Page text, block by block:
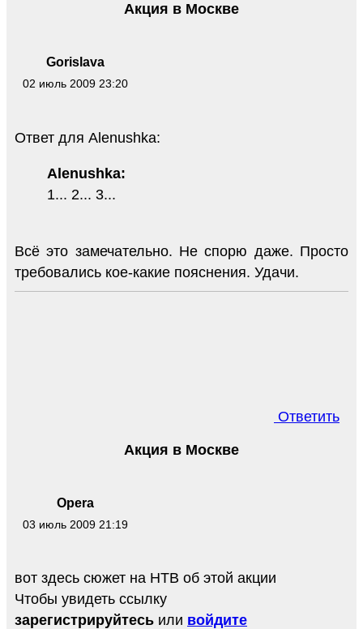
Gorislava
02 июль 2009 23:20
Акция в Москве
Ответ для Alenushka:
Alenushka:
1... 2... 3...
Всё это замечательно. Не спорю даже. Просто
требовались кое-какие пояснения. Удачи.
Ответить
Opera
03 июль 2009 21:19
Акция в Москве
вот здесь сюжет на НТВ об этой акции
Чтобы увидеть ссылку
зарегистрируйтесь или войдите